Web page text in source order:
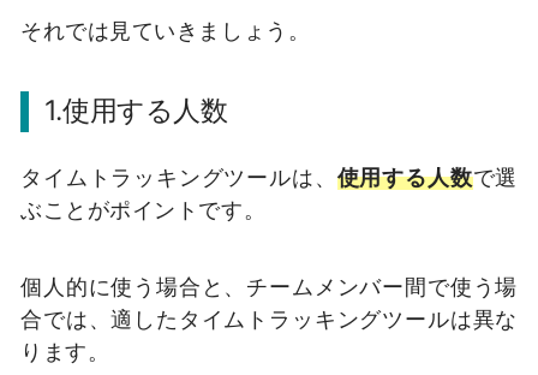
それでは見ていきましょう。
1.使用する人数
タイムトラッキングツールは、 使用する人数で選
ぶことがポイントです。
個人的に使う場合と、チームメンバー間で使う場
合では、適したタイムトラッキングツールは異な
ります。